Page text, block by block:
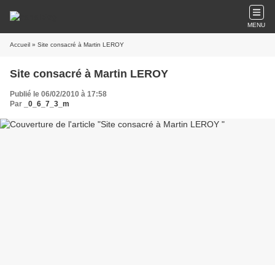
MENU
Accueil » Site consacré à Martin LEROY
Site consacré à Martin LEROY
Publié le 06/02/2010 à 17:58
Par
_0_6_7_3_m